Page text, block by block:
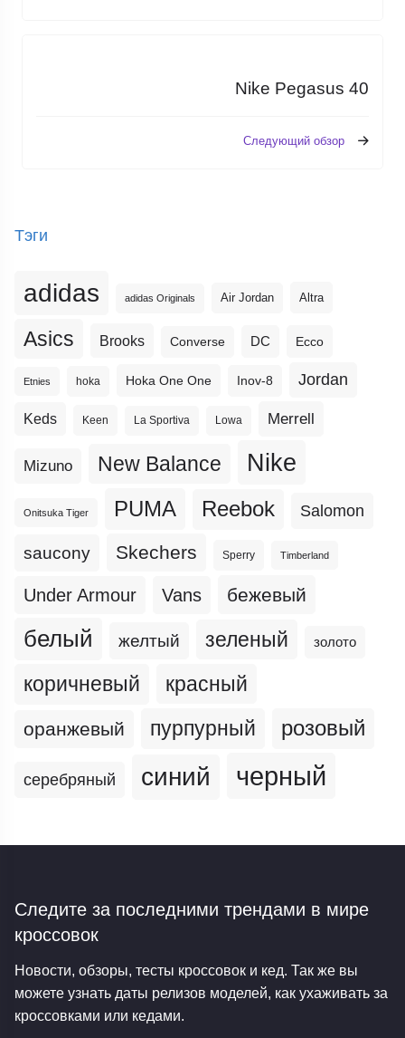
Nike Pegasus 40
Следующий обзор
Тэги
adidas adidas Originals Air Jordan Altra
Asics Brooks Converse DC Ecco
Etnies hoka Hoka One One Inov-8 Jordan
Keds Keen La Sportiva Lowa Merrell
Mizuno New Balance Nike
Onitsuka Tiger PUMA Reebok Salomon
saucony Skechers Sperry Timberland
Under Armour Vans бежевый
белый желтый зеленый золото
коричневый красный
оранжевый пурпурный розовый
серебряный синий черный
Следите за последними трендами в мире
кроссовок
Новости, обзоры, тесты кроссовок и кед. Так же вы
можете узнать даты релизов моделей, как ухаживать за
кроссовками или кедами.